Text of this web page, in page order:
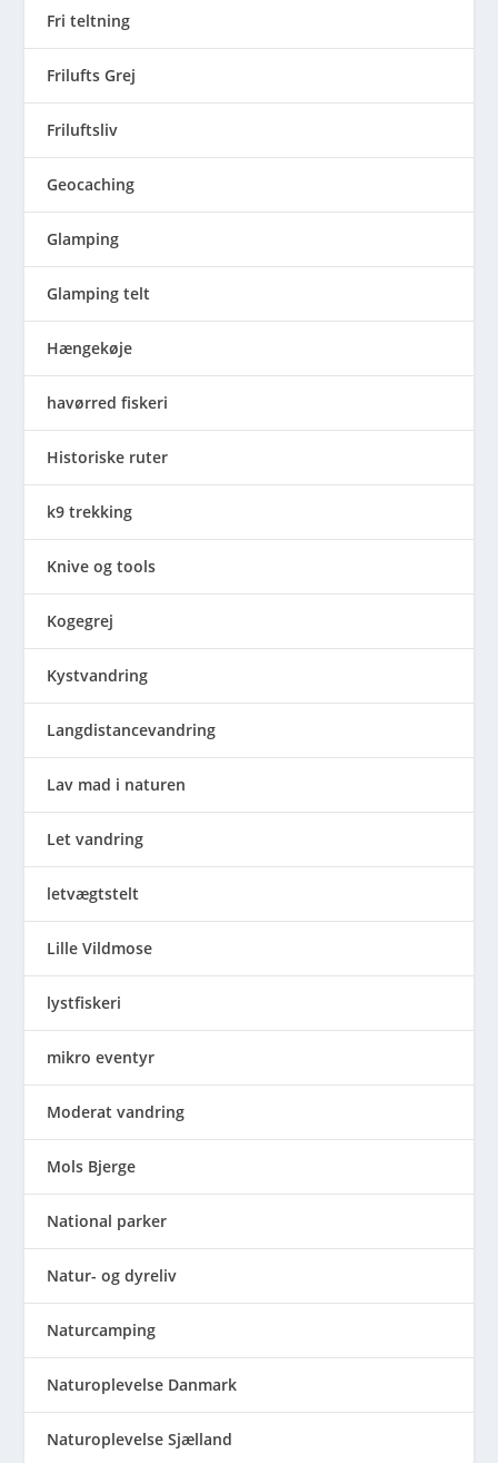
Fri teltning
Frilufts Grej
Friluftsliv
Geocaching
Glamping
Glamping telt
Hængekøje
havørred fiskeri
Historiske ruter
k9 trekking
Knive og tools
Kogegrej
Kystvandring
Langdistancevandring
Lav mad i naturen
Let vandring
letvægtstelt
Lille Vildmose
lystfiskeri
mikro eventyr
Moderat vandring
Mols Bjerge
National parker
Natur- og dyreliv
Naturcamping
Naturoplevelse Danmark
Naturoplevelse Sjælland